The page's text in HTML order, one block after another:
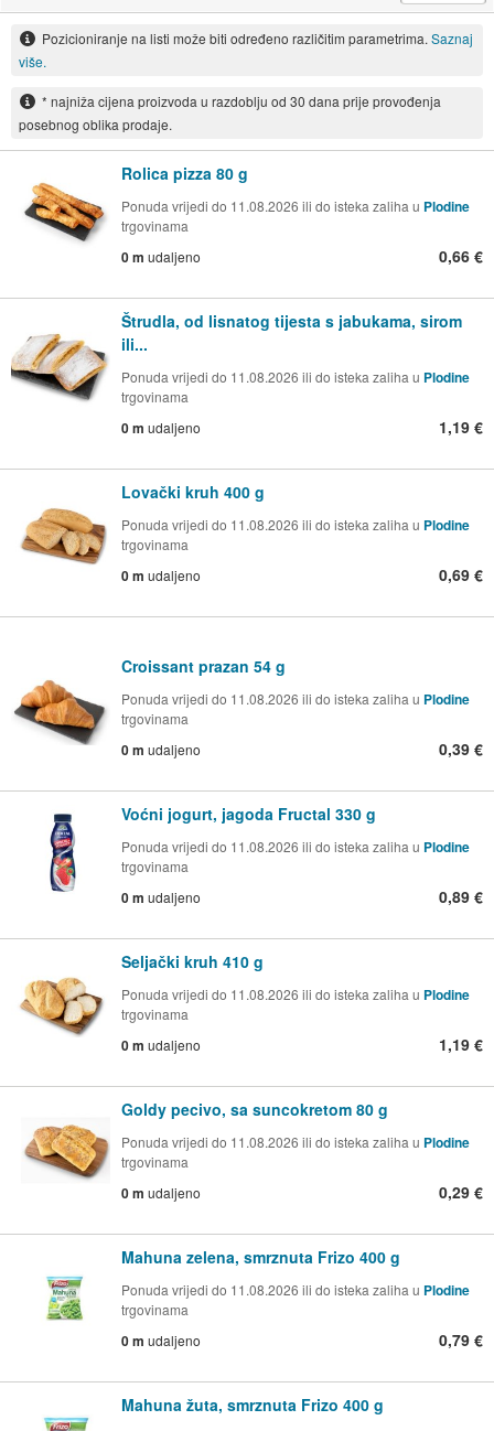
Pozicioniranje na listi može biti određeno različitim parametrima. Saznaj
više.
* najniža cijena proizvoda u razdoblju od 30 dana prije provođenja
posebnog oblika prodaje.
Rolica pizza 80 g
Ponuda vrijedi do 11.08.2026 ili do isteka zaliha u Plodine
trgovinama
0 m udaljeno 0,66 €
Štrudla, od lisnatog tijesta s jabukama, sirom
ili...
Ponuda vrijedi do 11.08.2026 ili do isteka zaliha u Plodine
trgovinama
0 m udaljeno 1,19 €
Lovački kruh 400 g
Ponuda vrijedi do 11.08.2026 ili do isteka zaliha u Plodine
trgovinama
0 m udaljeno 0,69 €
Croissant prazan 54 g
Ponuda vrijedi do 11.08.2026 ili do isteka zaliha u Plodine
trgovinama
0 m udaljeno 0,39 €
Voćni jogurt, jagoda Fructal 330 g
Ponuda vrijedi do 11.08.2026 ili do isteka zaliha u Plodine
trgovinama
0 m udaljeno 0,89 €
Seljački kruh 410 g
Ponuda vrijedi do 11.08.2026 ili do isteka zaliha u Plodine
trgovinama
0 m udaljeno 1,19 €
Goldy pecivo, sa suncokretom 80 g
Ponuda vrijedi do 11.08.2026 ili do isteka zaliha u Plodine
trgovinama
0 m udaljeno 0,29 €
Mahuna zelena, smrznuta Frizo 400 g
Ponuda vrijedi do 11.08.2026 ili do isteka zaliha u Plodine
trgovinama
0 m udaljeno 0,79 €
Mahuna žuta, smrznuta Frizo 400 g